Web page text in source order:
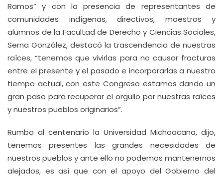
Ramos” y con la presencia de representantes de
comunidades indígenas, directivos, maestros y
alumnos de la Facultad de Derecho y Ciencias Sociales,
Serna González, destacó la trascendencia de nuestras
raíces, “tenemos que vivirlas para no causar fracturas
entre el presente y el pasado e incorporarlas a nuestro
tiempo actual, con este Congreso estamos dando un
gran paso para recuperar el orgullo por nuestras raíces
y nuestros pueblos originarios”.
Rumbo al centenario la Universidad Michoacana, dijo,
tenemos presentes las grandes necesidades de
nuestros pueblos y ante ello no podemos mantenernos
alejados, es así que con el apoyo del Gobierno del